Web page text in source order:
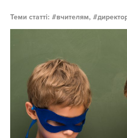
Теми статті: вчителям,